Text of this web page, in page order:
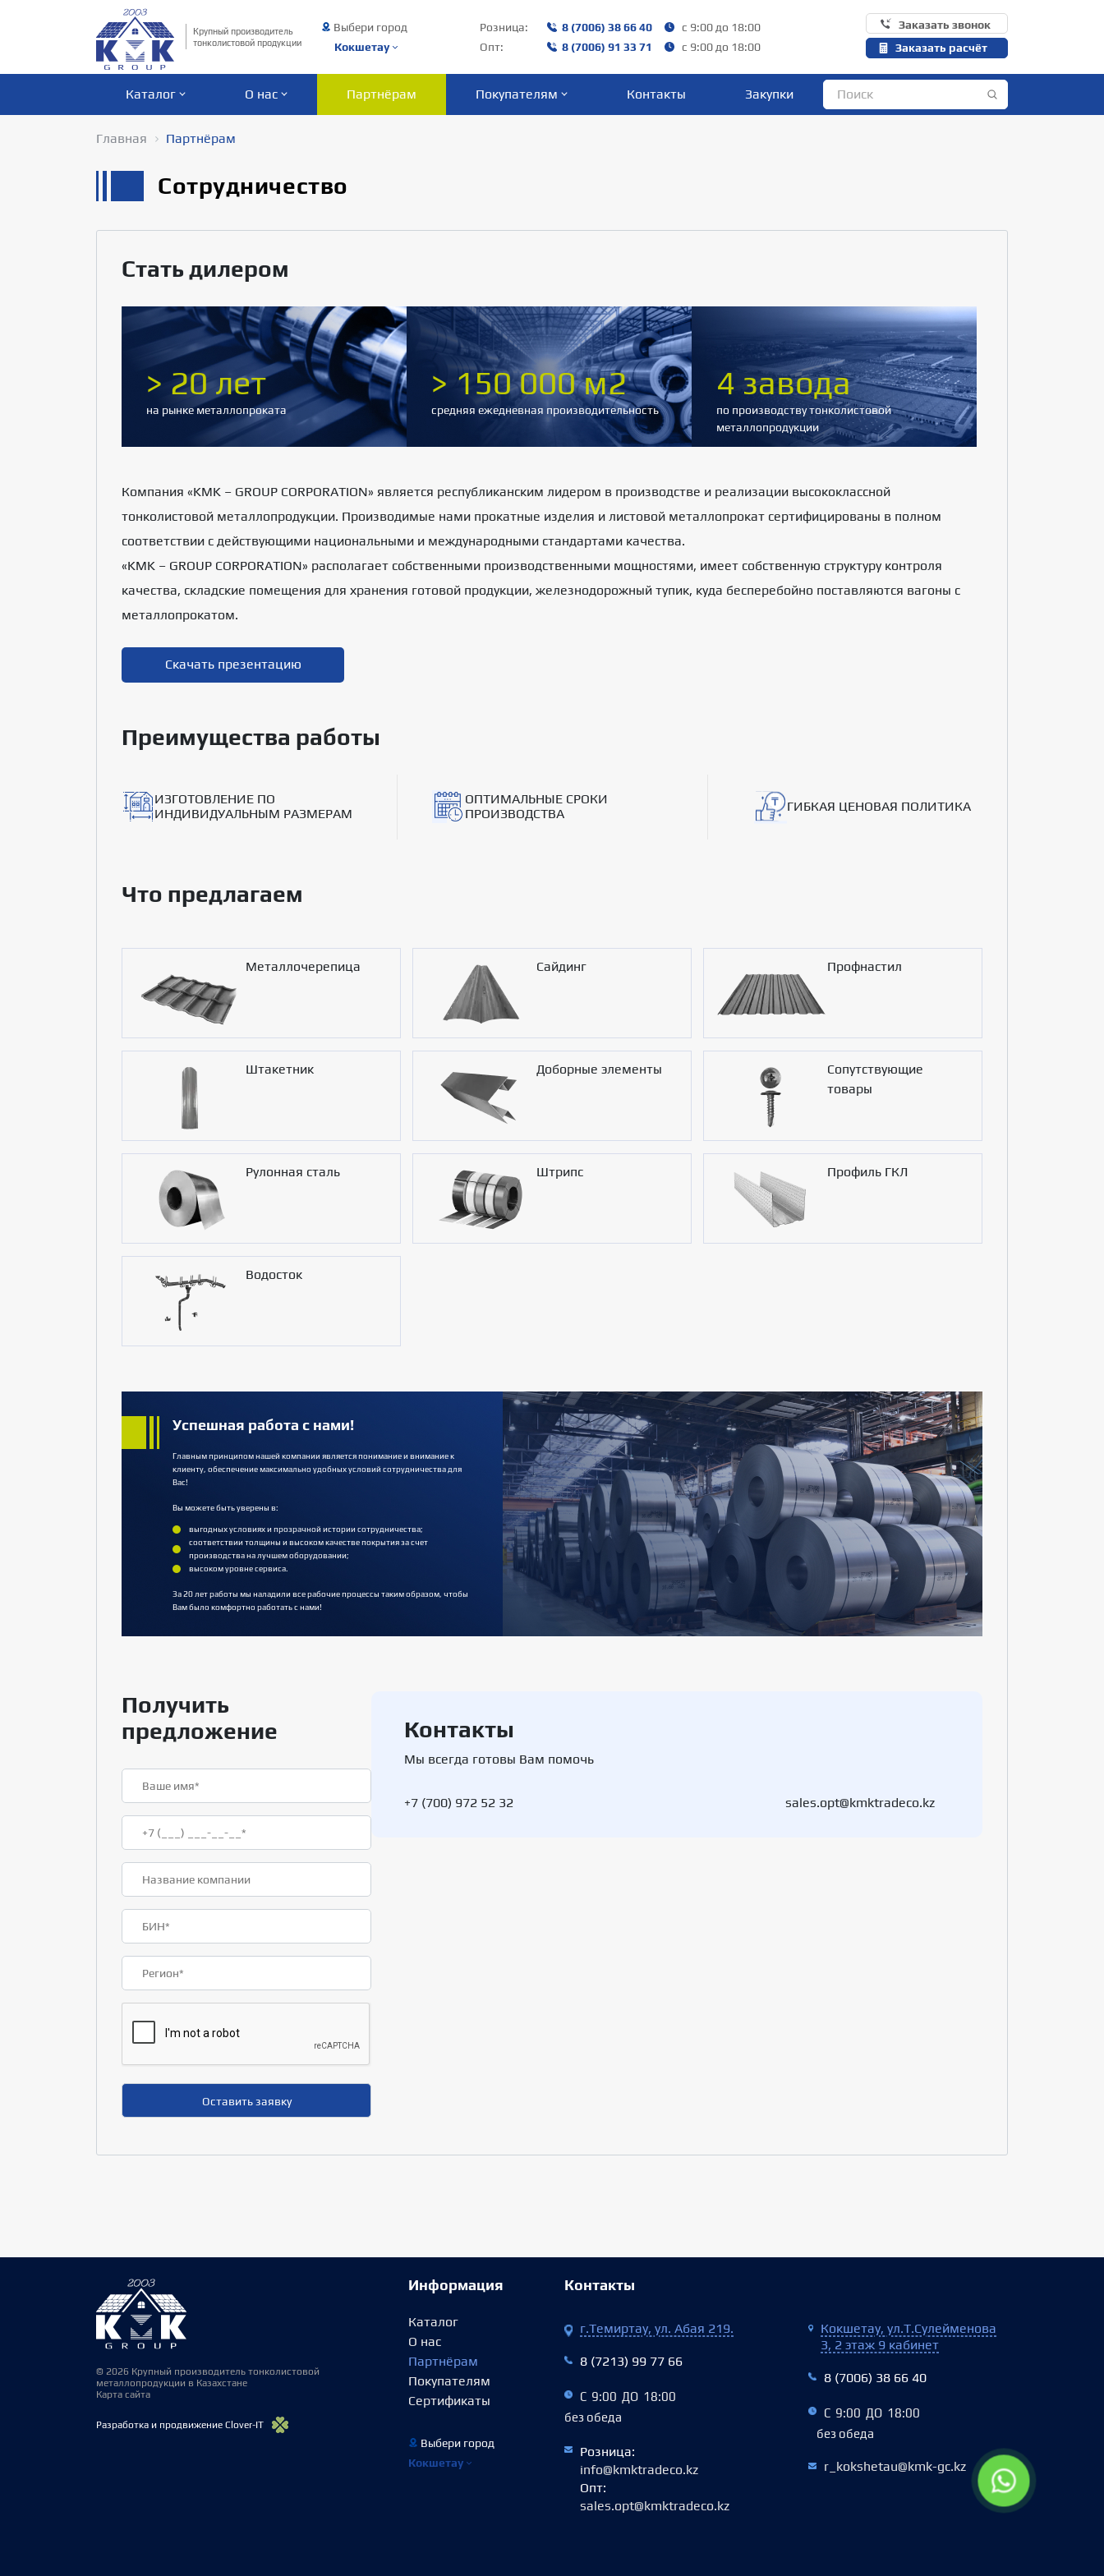
Крупный производитель
тонколистовой продукции
Выбери город
Кокшетау
Розница: 8 (7006) 38 66 40‬
с 9:00 до 18:00
Опт:
8 (7006) 91 33 71 с 9:00 до 18:00
Заказать звонок
Заказать расчёт
Каталог О нас Партнёрам Покупателям Контакты Закупки
Главная Партнёрам
Сотрудничество
Стать дилером
> 20 лет
на рынке металлопроката
> 150 000 м2
средняя ежедневная производительность
4 завода
по производству тонколистовой
металлопродукции
Компания «KMK – GROUP CORPORATION» является республиканским лидером в производстве и реализации высококлассной
тонколистовой металлопродукции. Производимые нами прокатные изделия и листовой металлопрокат сертифицированы в полном
соответствии с действующими национальными и международными стандартами качества.
«KMK – GROUP CORPORATION» располагает собственными производственными мощностями, имеет собственную структуру контроля
качества, складские помещения для хранения готовой продукции, железнодорожный тупик, куда бесперебойно поставляются вагоны с
металлопрокатом.
Скачать презентацию
Преимущества работы
ИЗГОТОВЛЕНИЕ ПО
ИНДИВИДУАЛЬНЫМ РАЗМЕРАМ
ОПТИМАЛЬНЫЕ СРОКИ
ПРОИЗВОДСТВА
ГИБКАЯ ЦЕНОВАЯ ПОЛИТИКА
Что предлагаем
Металлочерепица Сайдинг Профнастил
Штакетник Доборные элементы
Сопутствующие
товары
Рулонная сталь Штрипс Профиль ГКЛ
Водосток
Успешная работа с нами!
Главным принципом нашей компании является понимание и внимание к
клиенту, обеспечение максимально удобных условий сотрудничества для
Вас!
Вы можете быть уверены в:
выгодных условиях и прозрачной истории сотрудничества;
соответствии толщины и высоком качестве покрытия за счет
производства на лучшем оборудовании;
высоком уровне сервиса.
За 20 лет работы мы наладили все рабочие процессы таким образом, чтобы
Вам было комфортно работать с нами!
Получить
предложение
Контакты
Мы всегда готовы Вам помочь
+7 (700) 972 52 32 sales.opt@kmktradeco.kz
© 2026 Крупный производитель тонколистовой
металлопродукции в Казахстане
Карта сайта
Разработка и продвижение Clover-IT
Информация
Каталог
О нас
Партнёрам
Покупателям
Сертификаты
Выбери город
Кокшетау
Контакты
г.Темиртау, ул. Абая 219.
8 (7213) 99 77 66
С 9:00 ДО 18:00
без обеда
Розница:
info@kmktradeco.kz
Опт:
sales.opt@kmktradeco.kz
Кокшетау, ул.Т.Сулейменова
3, 2 этаж 9 кабинет
8 (7006) 38 66 40‬
С 9:00 ДО 18:00
без обеда
r_kokshetau@kmk-gc.kz